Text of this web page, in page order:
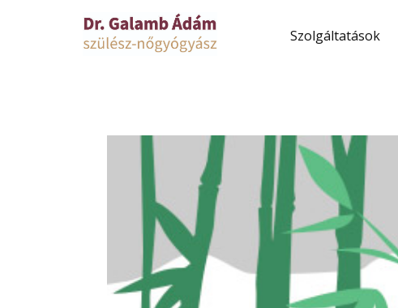
Szolgáltatások